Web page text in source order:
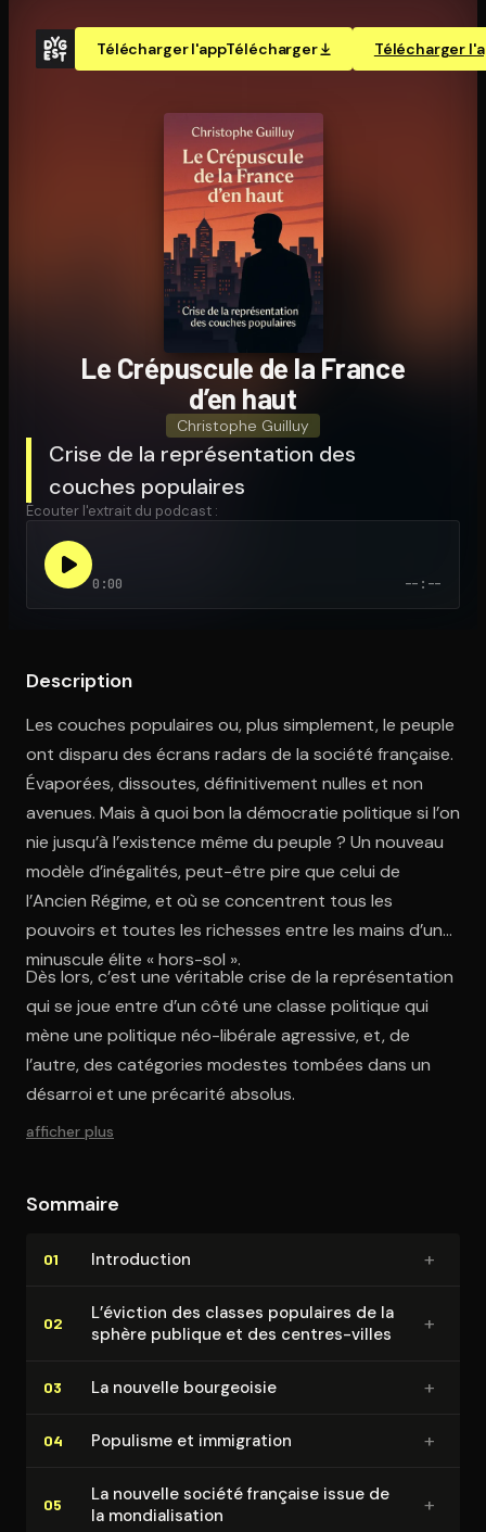
Télécharger l'appTélécharger Télécharger
Ouvre l'app Appareil photo, pointe sur le code. C'est gratuit à
Le Crépuscule de la France
d’en haut
Christophe Guilluy
Crise de la représentation des
couches populaires
Écouter l'extrait du podcast :
0:00 --:--
Description
Les couches populaires ou, plus simplement, le peuple
ont disparu des écrans radars de la société française.
Évaporées, dissoutes, définitivement nulles et non
avenues. Mais à quoi bon la démocratie politique si l’on
nie jusqu’à l’existence même du peuple ? Un nouveau
modèle d’inégalités, peut-être pire que celui de
l’Ancien Régime, et où se concentrent tous les
pouvoirs et toutes les richesses entre les mains d’une
minuscule élite « hors-sol ».
Dès lors, c’est une véritable crise de la représentation
qui se joue entre d’un côté une classe politique qui
mène une politique néo-libérale agressive, et, de
l’autre, des catégories modestes tombées dans un
désarroi et une précarité absolus.
afficher plus
Sommaire
01 In­tro­duc­tion +
02
L’éviction des classes populaires de la
sphère publique et des centres-villes
+
03 La nouvelle bourgeoisie +
04 Populisme et immigration +
05
La nouvelle société française issue de
la mon­dia­li­sa­tion
+